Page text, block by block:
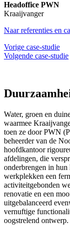
Headoffice PWN
Kraaijvanger
Naar referenties en
Vorige case-studie
Volgende case-studie
Water, groen en
waarmee
toen ze door PWN
beheerder van de
hoofdkantoor
afdelingen, die
onderbrengen in
werkplekken een
activiteitgebonden
renovatie en een
uitgebalanceerd
vernuftige
oogstrelend ontwerp.